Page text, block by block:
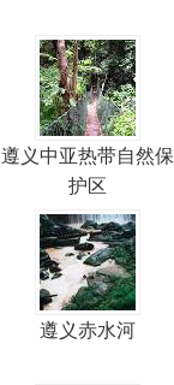
遵义中亚热带自然保
护区
遵义赤水河